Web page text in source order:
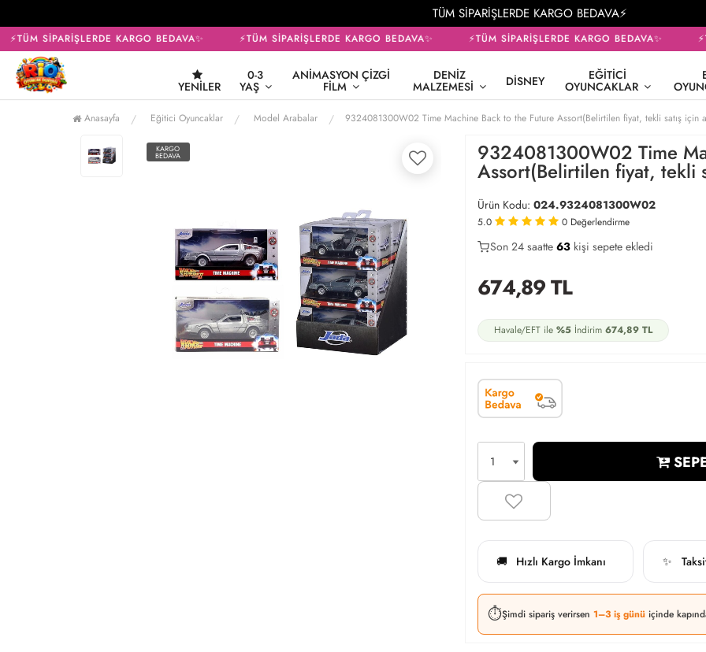
TÜM SİPARİŞLERDE KARGO BEDAVA⚡
⚡TÜM SİPARİŞLERDE KARGO BEDAVA✨ ⚡TÜM SİPARİŞLERDE KARGO BEDAVA✨ ⚡TÜM SİPARİŞLERDE KARGO BEDAVA✨
YENILER
0-3
YAŞ
ANIMASYON ÇIZGI
FILM
DENIZ
MALZEMESI DISNEY EĞITICI
OYUNCAKLAR
Anasayfa Eğitici Oyuncaklar Model Arabalar 9324081300W02 Time Machine Back to the Future Assort(Belirtilen fiyat, tekli satış için
KARGO
BEDAVA 9324081300W02 Time
Assort(Belirtilen fiyat, tekli
Ürün Kodu: 024.9324081300W02
5.0 0 Değerlendirme
40
Son 24 saatte 63kişi sepete ekledi
17
674,89TL
Havale/EFT ile %5İndirim 674,89TL
🚚 Hızlı Kargo İmkanı ✨
⏱️Şimdi sipariş verirsen 1–3 iş günü içinde